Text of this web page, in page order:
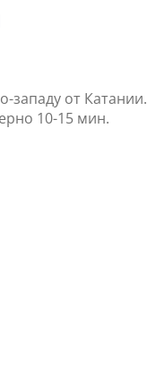
западу от Катании.
10-15 мин.